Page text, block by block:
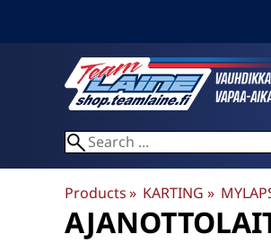
Products‪» KARTING ‪»